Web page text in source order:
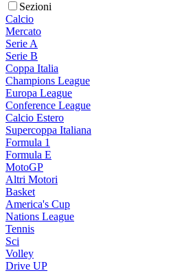
Sezioni
Calcio
Mercato
Serie A
Serie B
Coppa Italia
Champions League
Europa League
Conference League
Calcio Estero
Supercoppa Italiana
Formula 1
Formula E
MotoGP
Altri Motori
Basket
America's Cup
Nations League
Tennis
Sci
Volley
Drive UP